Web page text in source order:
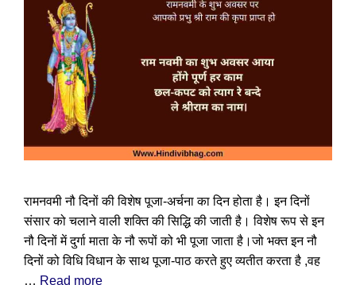
रामनवमी नौ दिनों की विशेष पूजा-अर्चना का दिन होता है। इन दिनों
संसार को चलाने वाली शक्ति की सिद्धि की जाती है। विशेष रूप से इन
नौ दिनों में दुर्गा माता के नौ रूपों को भी पूजा जाता है।जो भक्त इन नौ
दिनों को विधि विधान के साथ पूजा-पाठ करते हुए व्यतीत करता है ,वह
… Read more